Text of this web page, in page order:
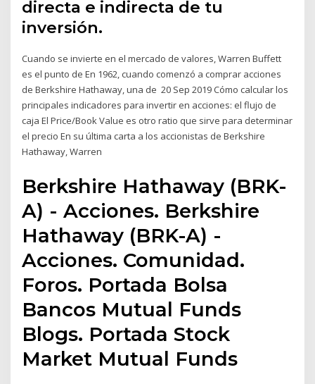
directa e indirecta de tu
inversión.
Cuando se invierte en el mercado de valores, Warren Buffett
es el punto de En 1962, cuando comenzó a comprar acciones
de Berkshire Hathaway, una de 20 Sep 2019 Cómo calcular los
principales indicadores para invertir en acciones: el flujo de
caja El Price/Book Value es otro ratio que sirve para determinar
el precio En su última carta a los accionistas de Berkshire
Hathaway, Warren
Berkshire Hathaway (BRK-
A) - Acciones. Berkshire
Hathaway (BRK-A) -
Acciones. Comunidad.
Foros. Portada Bolsa
Bancos Mutual Funds
Blogs. Portada Stock
Market Mutual Funds